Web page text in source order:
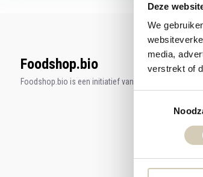
Deze
We
media,
verstrekt of
Foodshop.bio
Foodshop.bio is een initiatief van de Smaakspecialist